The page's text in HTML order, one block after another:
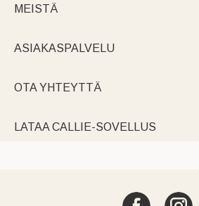
MEISTÄ
ASIAKASPALVELU
OTA YHTEYTTÄ
LATAA CALLIE-SOVELLUS